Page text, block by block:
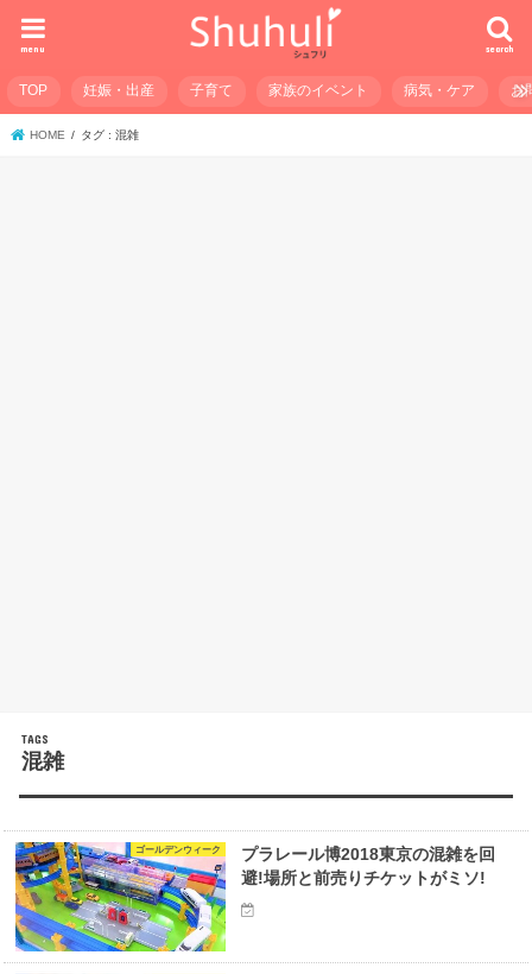
search
menu
TOP 妊娠・出産 子育て 家族のイベント 病気・ケア お
HOME タグ : 混雑
混雑
ゴールデンウィーク
プラレール博2018東京の混雑を回
避!場所と前売りチケットがミソ!